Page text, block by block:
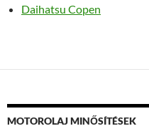
Daihatsu Copen
MOTOROLAJ MINŐSÍTÉSEK